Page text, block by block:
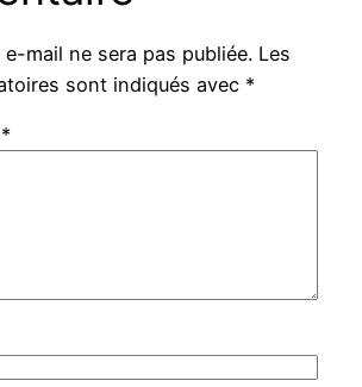
mail ne sera pas publiée. Les
sont indiqués avec *
*